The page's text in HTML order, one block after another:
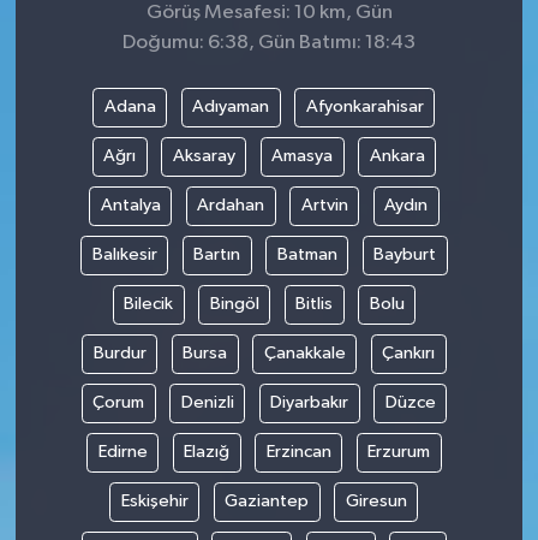
Görüş Mesafesi: 10 km, Gün
Doğumu: 6:38, Gün Batımı: 18:43
Adana Adıyaman Afyonkarahisar
Ağrı Aksaray Amasya Ankara
Antalya Ardahan Artvin Aydın
Balıkesir Bartın Batman Bayburt
Bilecik Bingöl Bitlis Bolu
Burdur Bursa Çanakkale Çankırı
Çorum Denizli Diyarbakır Düzce
Edirne Elazığ Erzincan Erzurum
Eskişehir Gaziantep Giresun